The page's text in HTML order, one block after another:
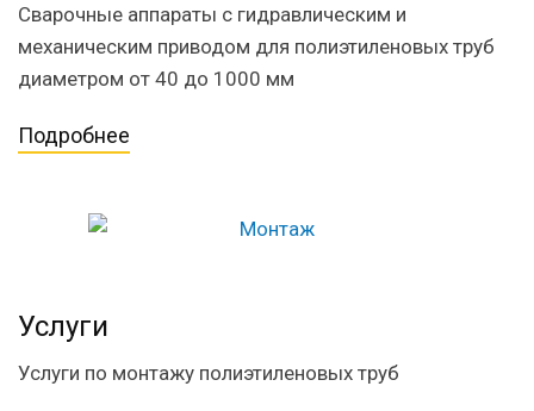
Сварочные аппараты с гидравлическим и
механическим приводом для полиэтиленовых труб
диаметром от 40 до 1000 мм
Подробнее
Услуги
Услуги по монтажу полиэтиленовых труб